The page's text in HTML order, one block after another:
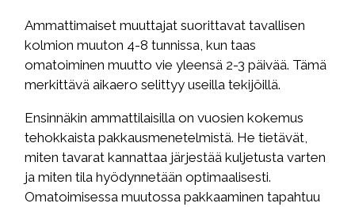
Ammattimaiset muuttajat suorittavat tavallisen
kolmion muuton 4-8 tunnissa, kun taas
omatoiminen muutto vie yleensä 2-3 päivää. Tämä
merkittävä aikaero selittyy useilla tekijöillä.
Ensinnäkin ammattilaisilla on vuosien kokemus
tehokkaista pakkausmenetelmistä. He tietävät,
miten tavarat kannattaa järjestää kuljetusta varten
ja miten tila hyödynnetään optimaalisesti.
Omatoimisessa muutossa pakkaaminen tapahtuu